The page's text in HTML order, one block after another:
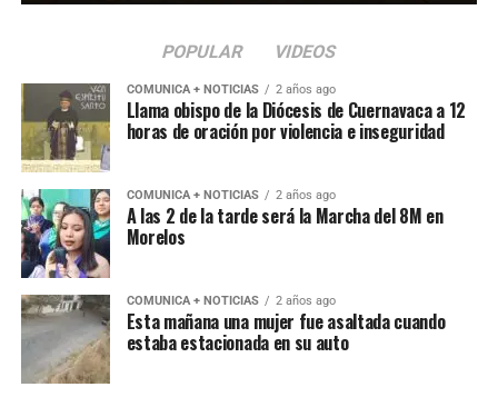
POPULAR VIDEOS
COMUNICA + NOTICIAS 2 años ago
Llama obispo de la Diócesis de Cuernavaca a 12
horas de oración por violencia e inseguridad
COMUNICA + NOTICIAS 2 años ago
A las 2 de la tarde será la Marcha del 8M en
Morelos
COMUNICA + NOTICIAS 2 años ago
Esta mañana una mujer fue asaltada cuando
estaba estacionada en su auto